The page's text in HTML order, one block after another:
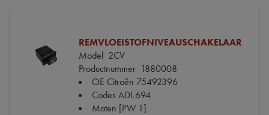
REMVLOEISTOFNIVEAUSCHAKELAAR
Model 2CV
Productnummer 1880008
OE Citroën 75492396
Codes ADI.694
Maten [PW 1]